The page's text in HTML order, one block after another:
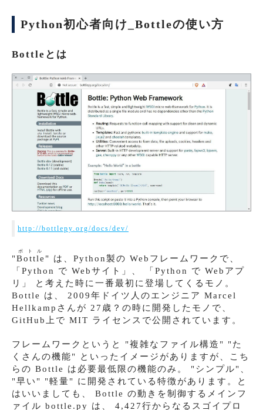
Python初心者向け_Bottleの使い方
Bottleとは
http://bottlepy.org/docs/dev/
"Bottle
ボトル
" は、Python製の Webフレームワークで、
「Python で Webサイト」、 「Python で Webアプ
リ」 と考えた時に一番最初に登場してくるモノ。
Bottle は、 2009年ドイツ人のエンジニア Marcel
Hellkampさんが 27歳？の時に開発したモノで、
GitHub上で MIT ライセンスで公開されています。
フレームワークというと "複雑なファイル構造" "た
くさんの機能" といったイメージがありますが、こち
らの Bottle は必要最低限の機能のみ。 "シンプル"、
"早い" "軽量" に開発されている特徴があります。と
はいいましても、 Bottle の動きを制御するメインフ
ァイル bottle.py は、 4,427行からなるスゴイプロ